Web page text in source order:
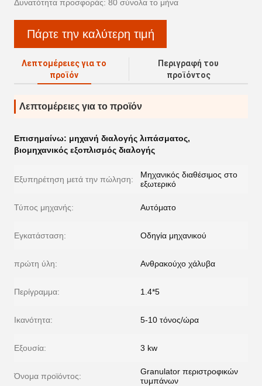
Δυνατότητα προσφοράς: 80 σύνολα το μήνα
Πάρτε την καλύτερη τιμή
Λεπτομέρειες για το
προϊόν
Περιγραφή του
προϊόντος
Λεπτομέρειες για το προϊόν
Επισημαίνω: μηχανή διαλογής λιπάσματος,
βιομηχανικός εξοπλισμός διαλογής
Εξυπηρέτηση μετά την πώληση:
Μηχανικός διαθέσιμος στο
εξωτερικό
Τύπος μηχανής: Αυτόματο
Εγκατάσταση: Οδηγία μηχανικού
πρώτη ύλη: Ανθρακούχο χάλυβα
Περίγραμμα: 1.4*5
Ικανότητα: 5-10 τόνος/ώρα
Εξουσία: 3 kw
Όνομα προϊόντος:
Granulator περιστροφικών
τυμπάνων